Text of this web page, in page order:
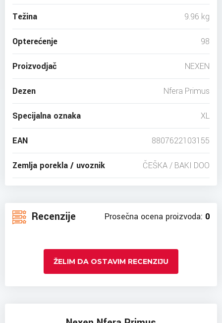
Težina 9.96 kg
Opterećenje 98
Proizvodjač NEXEN
Dezen Nfera Primus
Specijalna oznaka XL
EAN 8807622103155
Zemlja porekla / uvoznik ČEŠKA / BAKI DOO
Recenzije Prosečna ocena proizvoda: 0
ŽELIM DA OSTAVIM RECENZIJU